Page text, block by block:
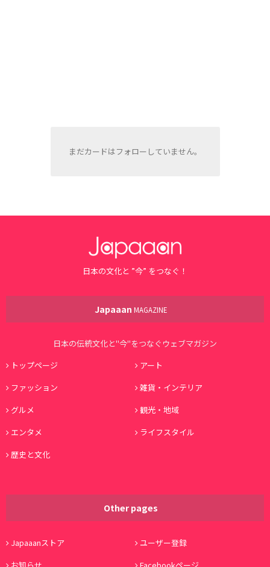
まだカードはフォローしていません。
日本の文化と ”今” をつなぐ！
Japaaan MAGAZINE
日本の伝統文化と"今"をつなぐウェブマガジン
トップページ
アート
ファッション
雑貨・インテリア
グルメ
観光・地域
エンタメ
ライフスタイル
歴史と文化
Other pages
Japaaanストア
ユーザー登録